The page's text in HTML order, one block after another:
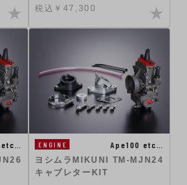
税込￥47,300
ENGINE
Ape100 etc…
ヨシムラMIKUNI TM-MJN24
キャブレターKIT